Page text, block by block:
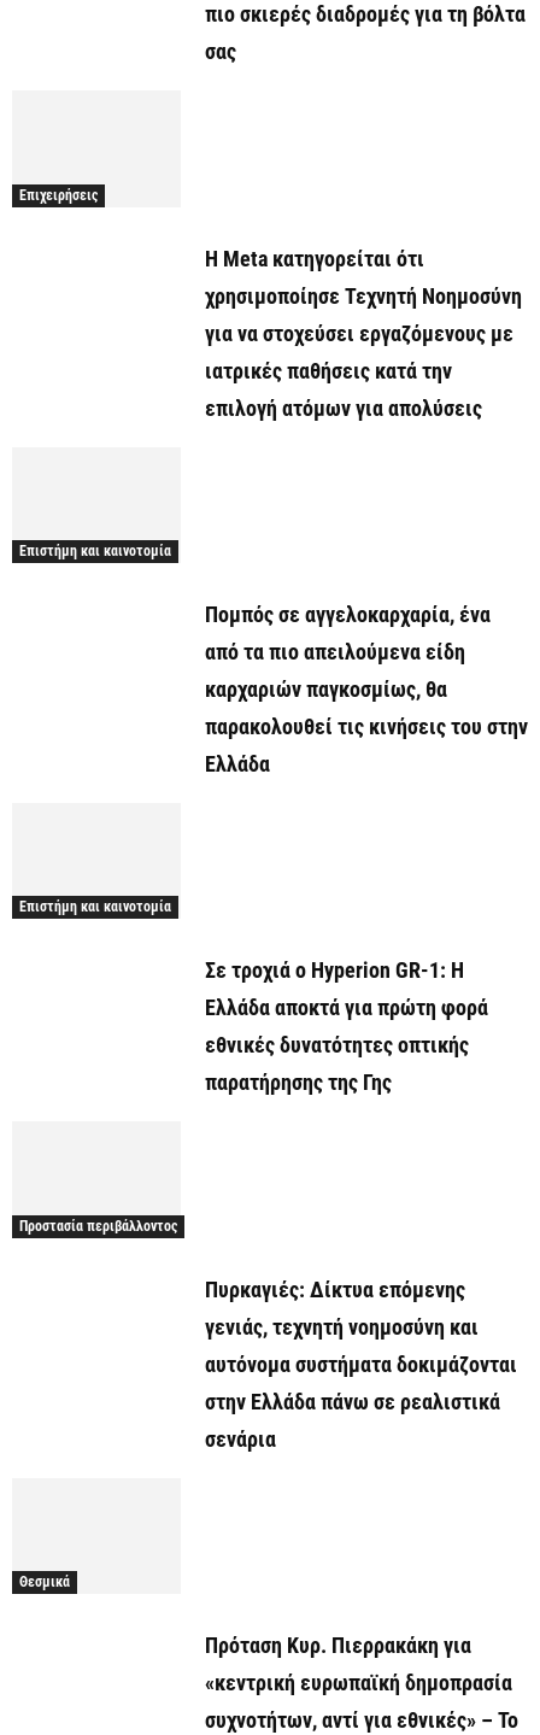
πιο σκιερές διαδρομές για τη βόλτα
σας
Επιχειρήσεις
Η Meta κατηγορείται ότι
χρησιμοποίησε Τεχνητή Νοημοσύνη
για να στοχεύσει εργαζόμενους με
ιατρικές παθήσεις κατά την
επιλογή ατόμων για απολύσεις
Επιστήμη και καινοτομία
Πομπός σε αγγελοκαρχαρία, ένα
από τα πιο απειλούμενα είδη
καρχαριών παγκοσμίως, θα
παρακολουθεί τις κινήσεις του στην
Ελλάδα
Επιστήμη και καινοτομία
Σε τροχιά ο Hyperion GR-1: Η
Ελλάδα αποκτά για πρώτη φορά
εθνικές δυνατότητες οπτικής
παρατήρησης της Γης
Προστασία περιβάλλοντος
Πυρκαγιές: Δίκτυα επόμενης
γενιάς, τεχνητή νοημοσύνη και
αυτόνομα συστήματα δοκιμάζονται
στην Ελλάδα πάνω σε ρεαλιστικά
σενάρια
Θεσμικά
Πρόταση Κυρ. Πιερρακάκη για
«κεντρική ευρωπαϊκή δημοπρασία
συχνοτήτων, αντί για εθνικές» – Το